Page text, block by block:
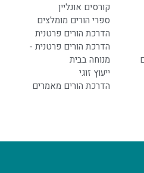
קורסים אונליין
ספרי הורים מומלצים
הדרכת הורים פרטנית
הדרכת הורים פרטנית -
מנוחה בבית
ייעוץ זוגי
הדרכת הורים מאמרים